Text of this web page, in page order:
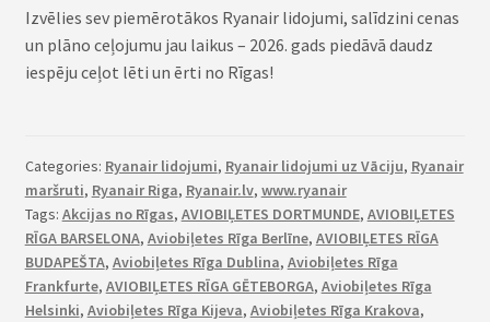
Izvēlies sev piemērotākos Ryanair lidojumi, salīdzini cenas
un plāno ceļojumu jau laikus – 2026. gads piedāvā daudz
iespēju ceļot lēti un ērti no Rīgas!
Categories: Ryanair lidojumi, Ryanair lidojumi uz Vāciju, Ryanair
maršruti, Ryanair Riga, Ryanair.lv, www.ryanair
Tags: Akcijas no Rīgas, AVIOBIĻETES DORTMUNDE, AVIOBIĻETES
RĪGA BARSELONA, Aviobiļetes Rīga Berlīne, AVIOBIĻETES RĪGA
BUDAPEŠTA, Aviobiļetes Rīga Dublina, Aviobiļetes Rīga
Frankfurte, AVIOBIĻETES RĪGA GĒTEBORGA, Aviobiļetes Rīga
Helsinki, Aviobiļetes Rīga Kijeva, Aviobiļetes Rīga Krakova,